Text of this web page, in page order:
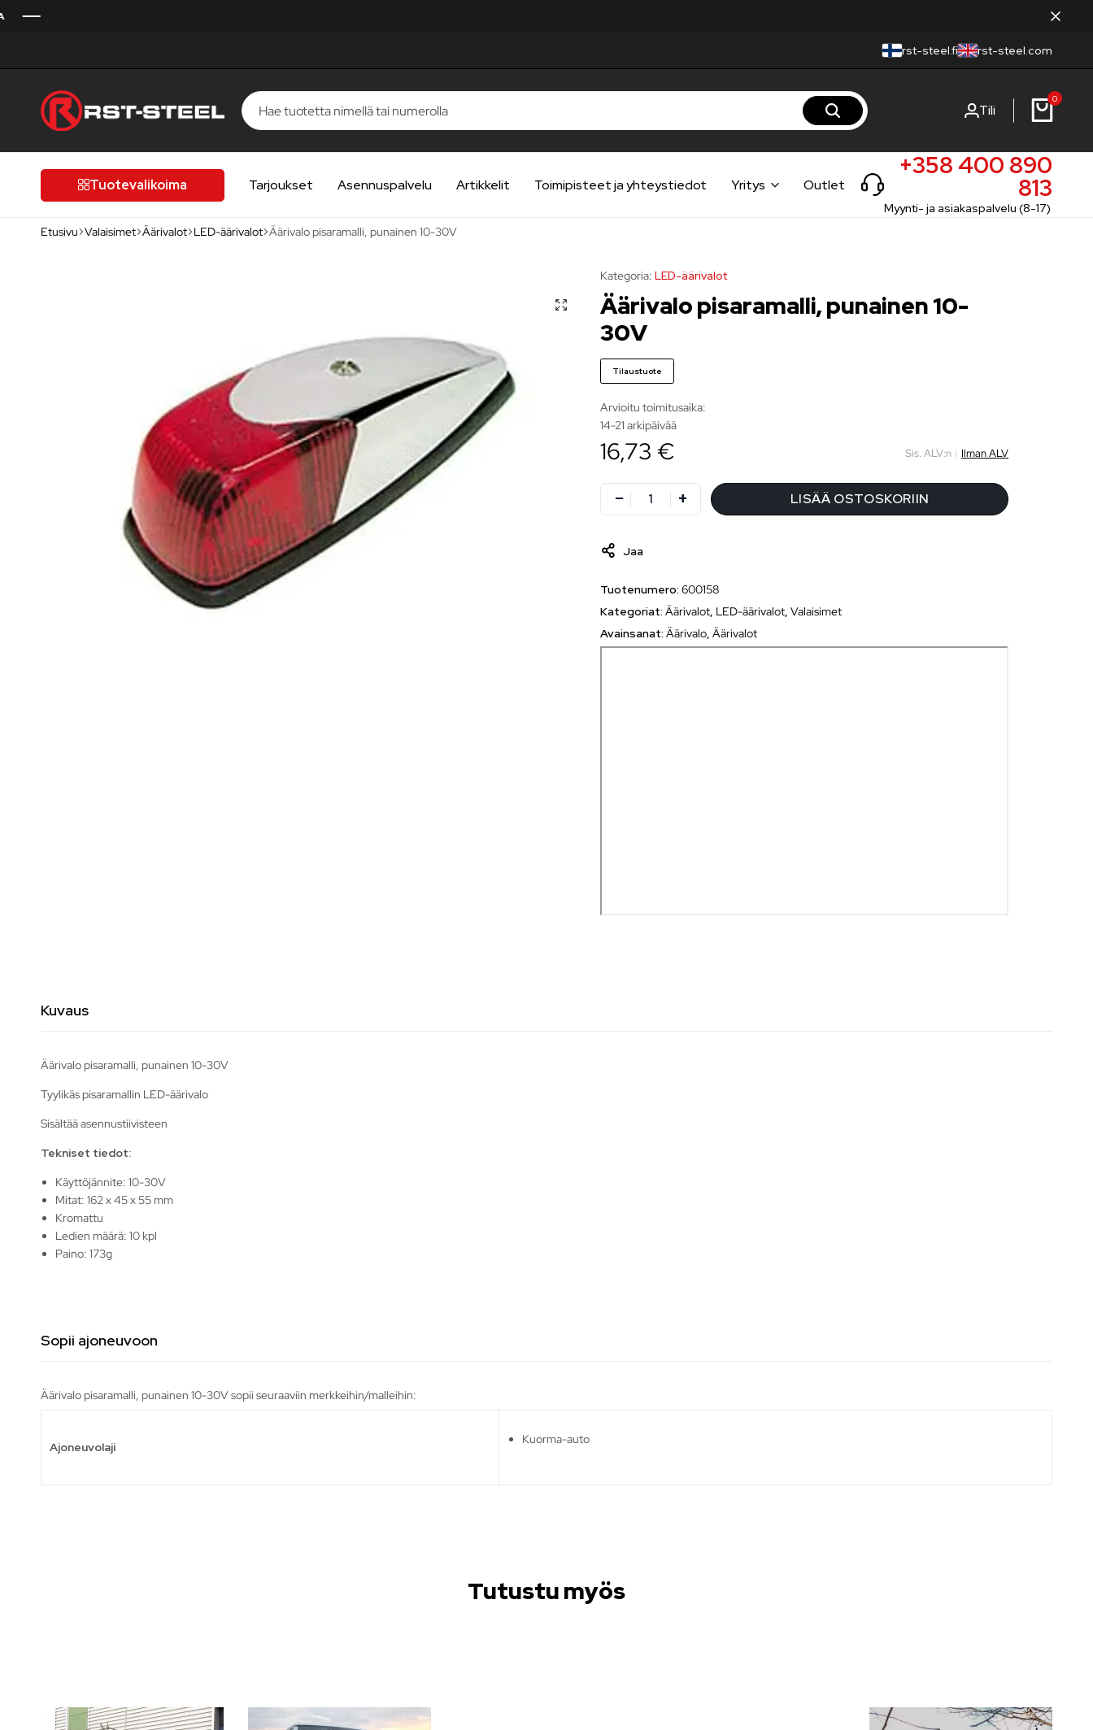
rst-steel.fi rst-steel.com
laatutietoiselle
autoilijalle
Tili
0
Tuotevalikoima Tarjoukset Asennuspalvelu Artikkelit Toimipisteet ja yhteystiedot Yritys Outlet
+358 400 890
813
Myynti- ja asiakaspalvelu (8-17)
Etusivu Valaisimet Äärivalot LED-äärivalot Äärivalo pisaramalli, punainen 10-30V
Kategoria: LED-äärivalot
Äärivalo pisaramalli, punainen 10-
30V
Tilaustuote
Arvioitu toimitusaika:
14-21 arkipäivää
16,73 € Sis. ALV:n | Ilman ALV
LISÄÄ OSTOSKORIIN
Jaa
Tuotenumero:600158
Kategoriat:Äärivalot LED-äärivalot ,Valaisimet
Avainsanat:Äärivalo ,Äärivalot
Kuvaus
Äärivalo pisaramalli, punainen 10-30V
Tyylikäs pisaramallin LED-äärivalo
Sisältää asennustiivisteen
Tekniset tiedot:
Käyttöjännite: 10-30V
Mitat: 162 x 45 x 55 mm
Kromattu
Ledien määrä: 10 kpl
Paino: 173g
Sopii ajoneuvoon
Äärivalo pisaramalli, punainen 10-30V sopii seuraaviin merkkeihin/malleihin:
Ajoneuvolaji
Kuorma-auto
Tutustu myös